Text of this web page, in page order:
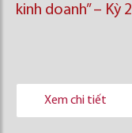
kinh doanh’’ – Kỳ 2
Xem chi tiết